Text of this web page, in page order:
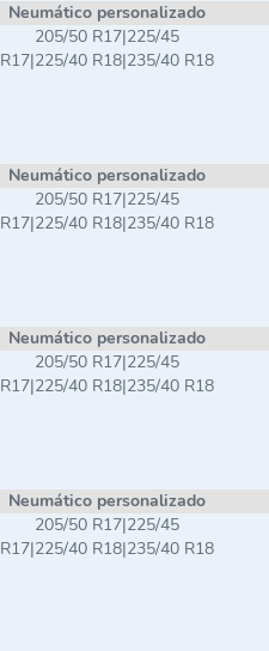
Neumático personalizado
205/50 R17|225/45
R17|225/40 R18|235/40 R18
Neumático personalizado
205/50 R17|225/45
R17|225/40 R18|235/40 R18
Neumático personalizado
205/50 R17|225/45
R17|225/40 R18|235/40 R18
Neumático personalizado
205/50 R17|225/45
R17|225/40 R18|235/40 R18